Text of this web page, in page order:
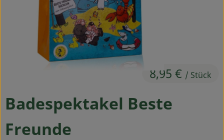
Kühltheke
Backwaren
Haltbares
Drogerie
Badespektakel Beste
Freunde
8,95 € / Stück